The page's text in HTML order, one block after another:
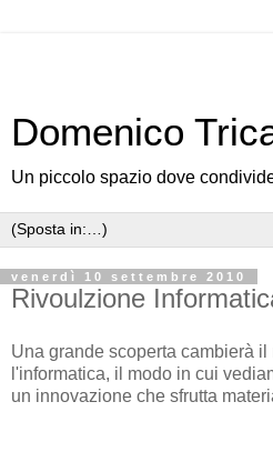
Domenico
Un piccolo spazio dove
venerdì 10 settembre 2010
Rivoulzione
Una grande scoperta cambierà
l'informatica, il modo in cui
un innovazione che sfrutta